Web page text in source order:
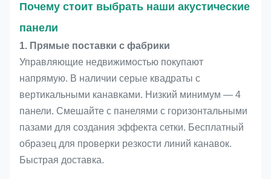
Почему стоит выбрать наши акустические
панели
1. Прямые поставки с фабрики
Управляющие недвижимостью покупают
напрямую. В наличии серые квадраты с
вертикальными канавками. Низкий минимум — 4
панели. Смешайте с панелями с горизонтальными
пазами для создания эффекта сетки. Бесплатный
образец для проверки резкости линий канавок.
Быстрая доставка.